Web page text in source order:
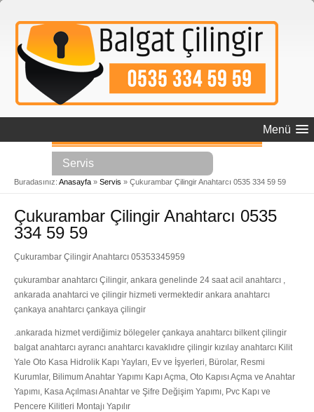
Menü
Servis
Buradasınız: Anasayfa » Servis » Çukurambar Çilingir Anahtarcı 0535 334 59 59
Çukurambar Çilingir Anahtarcı 0535
334 59 59
Çukurambar Çilingir Anahtarcı 05353345959
çukurambar anahtarcı Çilingir, ankara genelinde 24 saat acil anahtarcı ,
ankarada anahtarci ve çilingir hizmeti vermektedir ankara anahtarcı
çankaya anahtarcı çankaya çilingir
.ankarada hizmet verdiğimiz bölegeler çankaya anahtarcı bilkent çilingir
balgat anahtarcı ayrancı anahtarcı kavaklıdre çilingir kızılay anahtarcı Kilit
Yale Oto Kasa Hidrolik Kapı Yayları, Ev ve İşyerleri, Bürolar, Resmi
Kurumlar, Bilimum Anahtar Yapımı Kapı Açma, Oto Kapısı Açma ve Anahtar
Yapımı, Kasa Açılması Anahtar ve Şifre Değişim Yapımı, Pvc Kapı ve
Pencere Kilitleri Montajı Yapılır